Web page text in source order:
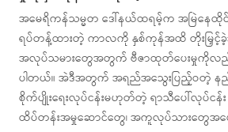
အမေရိကန်သမ္မတ ဒေါ်နယ်ထရမ့်က အမြဲနေ
ရပ်တန့်ထားတဲ့ ကာလကို နှစ်ကုန်အထိ တိုးမြှင့်ခဲ့
အလုပ်သမားတွေအတွက် ဗီဇာထုတ်ပေးမှုကိုလ
ပါတယ်။ အဲဒီအတွက် အရည်အသွေးပြည့်ဝတဲ့ န
စိုက်ပျိုးရေးလုပ်ငန်းမဟုတ်တဲ့ ရာသီပေါ်လုပ်င
ထိပ်တန်းအမှုဆောင်တွေ၊ အကူလုပ်သားတွေအပ